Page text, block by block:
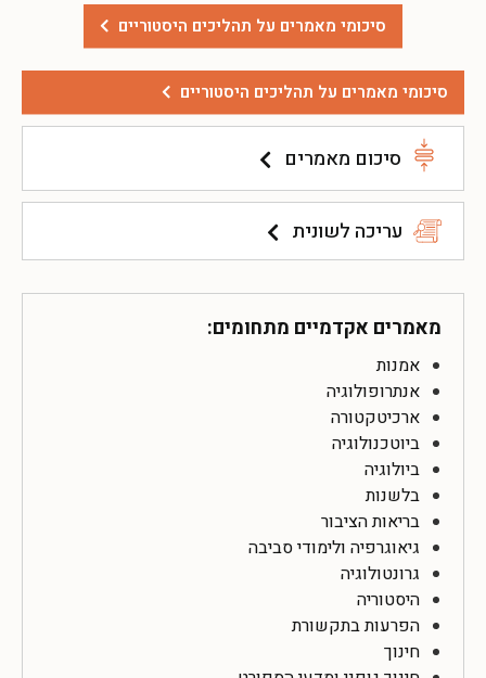
סיכומי מאמרים על תהליכים היסטוריים
סיכום מאמרים
עריכה לשונית
מאמרים אקדמיים מתחומים:
אמנות
אנתרופולוגיה
ארכיטקטורה
ביוטכנולוגיה
ביולוגיה
בלשנות
בריאות הציבור
גיאוגרפיה ולימודי סביבה
גרונטולוגיה
היסטוריה
הפרעות בתקשורת
חינוך
סיכומי מאמרים על תהליכים היסטוריים